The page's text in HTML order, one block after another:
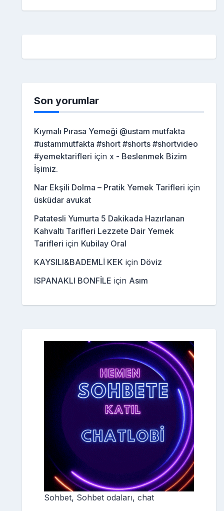
Son yorumlar
Kıymalı Pırasa Yemeği @ustam mutfakta
#ustammutfakta #short #shorts #shortvideo
#yemektarifleri için x - Beslenmek Bizim
İşimiz.
Nar Ekşili Dolma – Pratik Yemek Tarifleri için
üsküdar avukat
Patatesli Yumurta 5 Dakikada Hazırlanan
Kahvaltı Tarifleri Lezzete Dair Yemek
Tarifleri için Kubilay Oral
KAYSILI&BADEMLİ KEK için Döviz
ISPANAKLI BONFİLE için Asım
Sohbet, Sohbet odaları, chat